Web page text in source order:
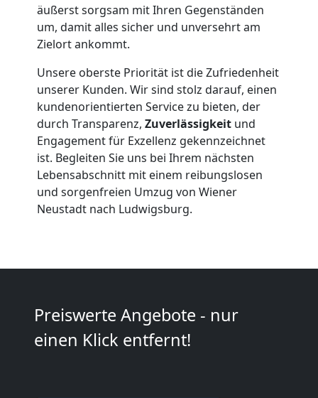
äußerst sorgsam mit Ihren Gegenständen
um, damit alles sicher und unversehrt am
Zielort ankommt.
Unsere oberste Priorität ist die Zufriedenheit
unserer Kunden. Wir sind stolz darauf, einen
kundenorientierten Service zu bieten, der
durch Transparenz, Zuverlässigkeit und
Engagement für Exzellenz gekennzeichnet
ist. Begleiten Sie uns bei Ihrem nächsten
Lebensabschnitt mit einem reibungslosen
und sorgenfreien Umzug von Wiener
Neustadt nach Ludwigsburg.
Preiswerte Angebote - nur
einen Klick entfernt!
Möbelmontage
Wiener
Neustadt
Möbeltransport
Wiener
Wiener